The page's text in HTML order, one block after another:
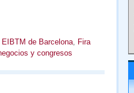
EIBTM de Barcelona, Fira
y congresos